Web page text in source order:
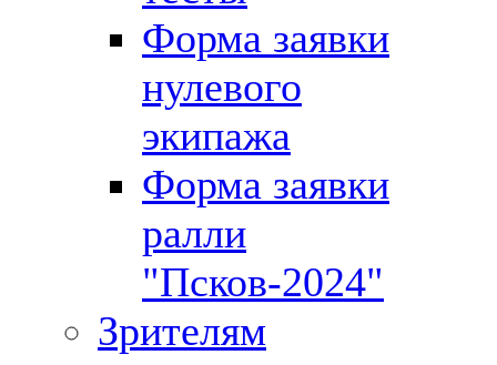
Форма заявки
нулевого
экипажа
Форма заявки
ралли
"Псков-2024"
Зрителям